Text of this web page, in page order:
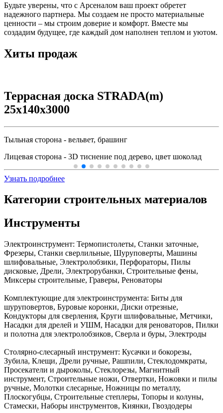
Будьте уверены, что с Арсеналом ваш проект обретет
надежного партнера. Мы создаем не просто материальные
ценности – мы строим доверие и комфорт. Вместе мы
создадим будущее, где каждый дом наполнен теплом и уютом.
Хиты продаж
Террасная доска STRADA(m)
25x140x3000
Тыльная сторона - вельвет, брашинг
Лицевая сторона - 3D тиснение под дерево, цвет шоколад
Узнать подробнее
Категории строительных материалов
Инструменты
Электроинструмент: Термопистолеты, Станки заточные,
Фрезеры, Станки сверлильные, Шуруповерты, Машины
шлифовальные, Электролобзики, Перфораторы, Пилы
дисковые, Дрели, Электрорубанки, Строительные фены,
Миксеры строительные, Граверы, Реноваторы
Комплектующие для электроинструмента: Биты для
шуруповертов, Буровые коронки, Диски отрезные,
Кондукторы для сверления, Круги шлифовальные, Метчики,
Насадки для дрелей и УШМ, Насадки для реноваторов, Пилки
и полотна для электролобзиков, Сверла и буры, Электроды
Столярно-слесарный инструмент: Кусачки и бокорезы,
Зубила, Клещи, Дрели ручные, Рашпили, Стеклодомкраты,
Просекатели и дыроколы, Стеклорезы, Магнитный
инструмент, Строительные ножи, Отвертки, Ножовки и пилы
ручные, Молотки слесарные, Ножницы по металлу,
Плоскогубцы, Строительные степлеры, Топоры и колуны,
Стамески, Наборы инструментов, Киянки, Гвоздодеры